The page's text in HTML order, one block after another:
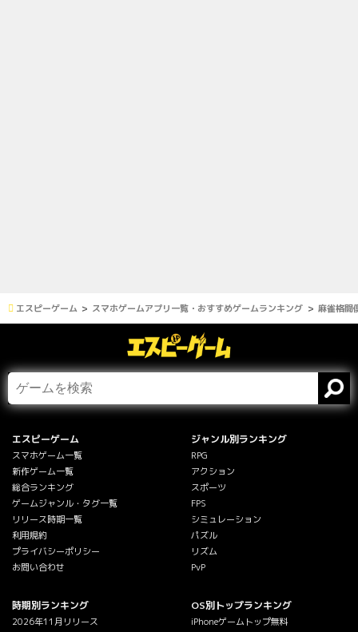
エスピーゲーム スマホゲームアプリ一覧・おすすめゲームランキング 麻雀格闘
エスピーゲーム
スマホゲーム一覧
新作ゲーム一覧
総合ランキング
ゲームジャンル・タグ一覧
リリース時期一覧
利用規約
プライバシーポリシー
お問い合わせ
ジャンル別ランキング
RPG
アクション
スポーツ
FPS
シミュレーション
パズル
リズム
PvP
時期別ランキング
2026年11月リリース
OS別トップランキング
iPhoneゲームトップ無料